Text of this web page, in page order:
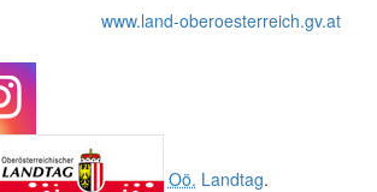
www.land-oberoesterreich.gv.at
Oö. Landtag.